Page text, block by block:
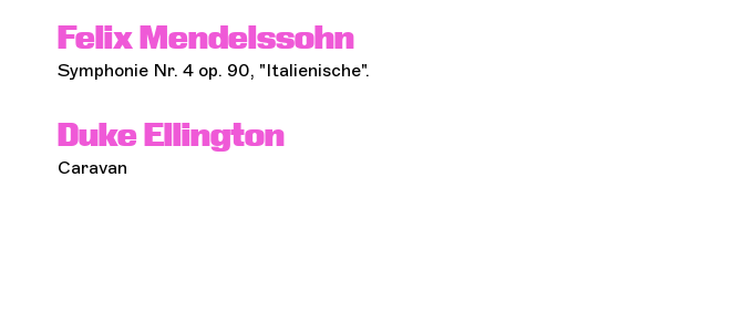
Felix Mendelssohn
Symphonie Nr. 4 op. 90, "Italienische".
Duke Ellington
Caravan